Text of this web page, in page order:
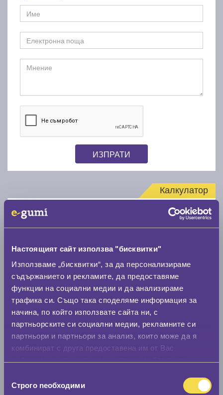
Настоящият сайт използва "бисквитки"
Използваме „бисквитки“, за да персонализираме
съдържанието и рекламите, да предоставяме
функции на социални медии и да анализираме
трафика си. Също така споделяме информация за
начина, по който използвате сайта ни, с
партньорските си социални медии, рекламните си
партньори и партньори за анализ, които може да я
комбинират с друга предоставена им от Вас
наСтрого nеобходими
ИЗПРАТИ
Калкулатор
Нов размер
Стар размер